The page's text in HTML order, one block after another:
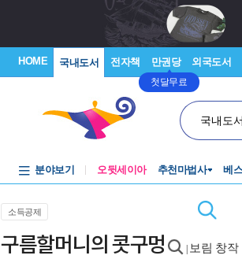
HOME 국내도서 전자책 만권당
첫달무료
외국도서
국내도
분야보기 오뒷세이아 추천마법사 베
소득공제
구름할머니의 콧구멍 보림 창작